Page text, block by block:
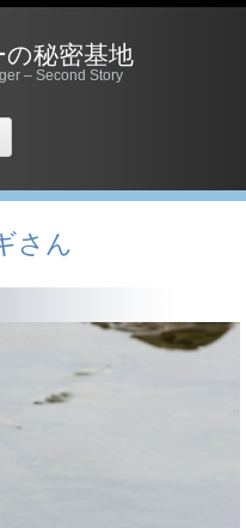
の秘密基地
– Second Story
さん